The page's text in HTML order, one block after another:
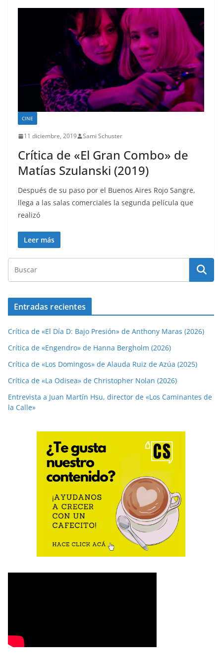
CINE
11 diciembre, 2019 Sami Schuster
Crítica de «El Gran Combo» de
Matías Szulanski (2019)
Después de su paso por el Buenos Aires Rojo Sangre,
llega a las salas comerciales la segunda película que
realizó
Leer más
Entradas recientes
Crítica de «El Día D: Bajo Presión» de Anthony Maras (2026)
Crítica de «Engendro» de Hanna Bergholm (2026)
Crítica de «Los Domingos» de Alauda Ruiz de Azúa (2025)
Crítica de «La Odisea» de Christopher Nolan (2026)
Entrevista a Juan Martín Hsu, director de «Los Caminantes de
la Calle»